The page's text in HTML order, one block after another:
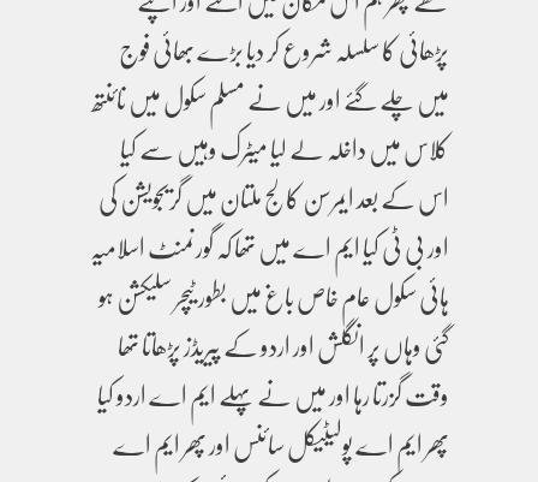
پڑھائی کا سلسلہ شروع کر دیا بڑے بھائی فوج
میں چلے گئے اور میں نے مسلم سکول میں نائنتھ
کلاس میں داخلہ لے لیا میٹرک وہیں سے کیا
اس کے بعد ایمرسن کالج ملتان میں گریجویشن کی
اور بی ٹی کیا ایم اے میں تھا کہ گورنمنٹ اسلامیہ
ہائی سکول عام خاص باغ میں بطور ٹیچر سلیکشن ہو
گئی وہاں پر انگلش اور اردو کے پیریڈز پڑھاتا تھا
وقت گزرتا رہا اور میں نے پہلے ایم اے اردو کیا
پھر ایم اے پولیٹیکل سائنس اور پھر ایم اے